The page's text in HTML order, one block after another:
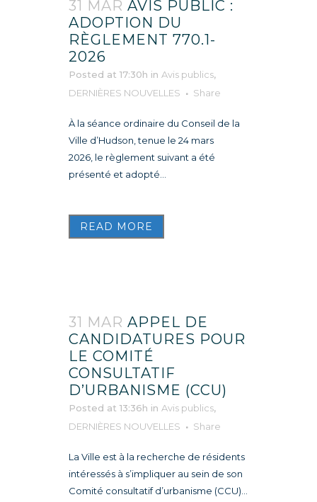
31 MAR AVIS PUBLIC :
ADOPTION DU
RÈGLEMENT 770.1-
2026
Posted at 17:30h in Avis publics,
DERNIÈRES NOUVELLES
Share
À la séance ordinaire du Conseil de la
Ville d’Hudson, tenue le 24 mars
2026, le règlement suivant a été
présenté et adopté...
READ MORE
31 MAR APPEL DE
CANDIDATURES POUR
LE COMITÉ
CONSULTATIF
D’URBANISME (CCU)
Posted at 13:36h in Avis publics,
DERNIÈRES NOUVELLES
Share
La Ville est à la recherche de résidents
intéressés à s’impliquer au sein de son
Comité consultatif d’urbanisme (CCU)...